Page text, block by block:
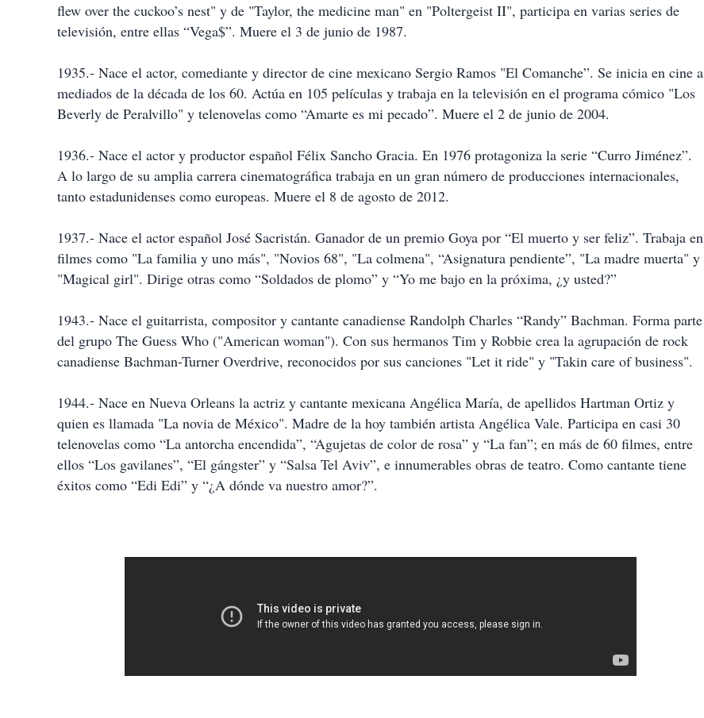
flew over the cuckoo’s nest" y de "Taylor, the medicine man" en "Poltergeist II", participa en varias series de
televisión, entre ellas “Vega$”. Muere el 3 de junio de 1987.
1935.- Nace el actor, comediante y director de cine mexicano Sergio Ramos "El Comanche”. Se inicia en cine a
mediados de la década de los 60. Actúa en 105 películas y trabaja en la televisión en el programa cómico "Los
Beverly de Peralvillo" y telenovelas como “Amarte es mi pecado”. Muere el 2 de junio de 2004.
1936.- Nace el actor y productor español Félix Sancho Gracia. En 1976 protagoniza la serie “Curro Jiménez”.
A lo largo de su amplia carrera cinematográfica trabaja en un gran número de producciones internacionales,
tanto estadunidenses como europeas. Muere el 8 de agosto de 2012.
1937.- Nace el actor español José Sacristán. Ganador de un premio Goya por “El muerto y ser feliz”. Trabaja en
filmes como "La familia y uno más", "Novios 68", "La colmena", “Asignatura pendiente”, "La madre muerta" y
"Magical girl". Dirige otras como “Soldados de plomo” y “Yo me bajo en la próxima, ¿y usted?”
1943.- Nace el guitarrista, compositor y cantante canadiense Randolph Charles “Randy” Bachman. Forma parte
del grupo The Guess Who ("American woman"). Con sus hermanos Tim y Robbie crea la agrupación de rock
canadiense Bachman-Turner Overdrive, reconocidos por sus canciones "Let it ride" y "Takin care of business".
1944.- Nace en Nueva Orleans la actriz y cantante mexicana Angélica María, de apellidos Hartman Ortiz y
quien es llamada "La novia de México". Madre de la hoy también artista Angélica Vale. Participa en casi 30
telenovelas como “La antorcha encendida”, “Agujetas de color de rosa” y “La fan”; en más de 60 filmes, entre
ellos “Los gavilanes”, “El gángster” y “Salsa Tel Aviv”, e innumerables obras de teatro. Como cantante tiene
éxitos como “Edi Edi” y “¿A dónde va nuestro amor?”.